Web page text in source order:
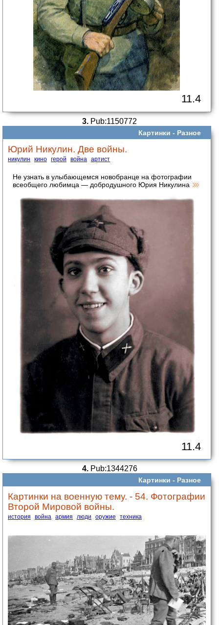
11.4
3. Pub:1150772
Картинки - Разное
Юрий Никулин. Две войны.
никулин кино герой война артист
Не узнать в улыбающемся новобранце на фотографии
всеобщего любимца — добродушного Юрия Никулина
11.4
4.Pub:1344276
Картинки - Разное
Картинки на военную тему. - 54. Фотографии
Второй Мировой войны.
история война армия люди оружие техника